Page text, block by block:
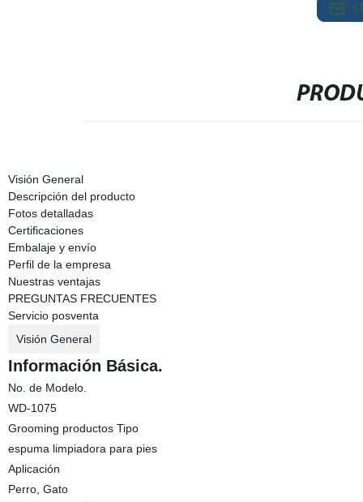
Visión General
Descripción del producto
Fotos detalladas
Certificaciones
Embalaje y envío
Perfil de la empresa
Nuestras ventajas
PREGUNTAS FRECUENTES
Servicio posventa
Visión General
Información Básica.
No. de Modelo.
WD-1075
Grooming productos Tipo
espuma limpiadora para pies
Aplicación
Perro, Gato